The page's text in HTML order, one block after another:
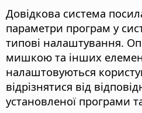
Довідкова система
параметри програм у
типові налаштування.
мишкою та інших
налаштовуються
відрізнятися від
установленої програми